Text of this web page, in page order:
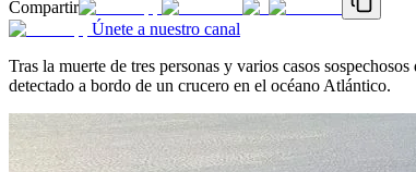
Compartir
Únete a nuestro canal
Tras la muerte de tres personas y varios casos
detectado a bordo de un crucero en el océano Atlántico.